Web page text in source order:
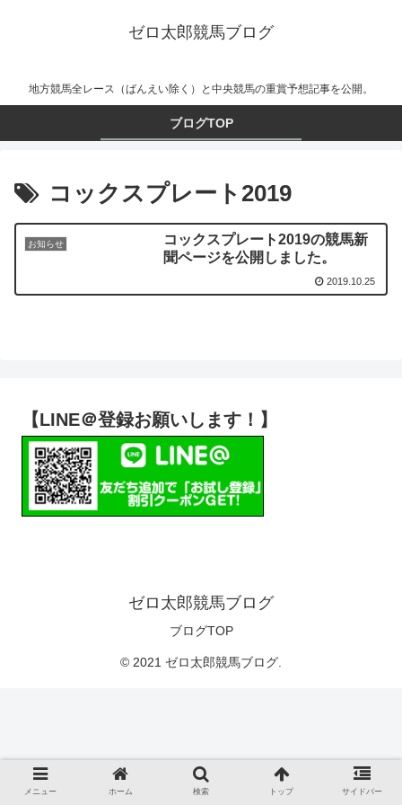
ゼロ太郎競馬ブログ
地方競馬全レース（ばんえい除く）と中央競馬の重賞予想記事を公開。
ブログTOP
コックスプレート2019
お知らせ
コックスプレート2019の競馬新
聞ページを公開しました。
2019.10.25
【LINE＠登録お願いします！】
ゼロ太郎競馬ブログ
ブログTOP
© 2021 ゼロ太郎競馬ブログ.
メニュー ホーム 検索 トップ サイドバー